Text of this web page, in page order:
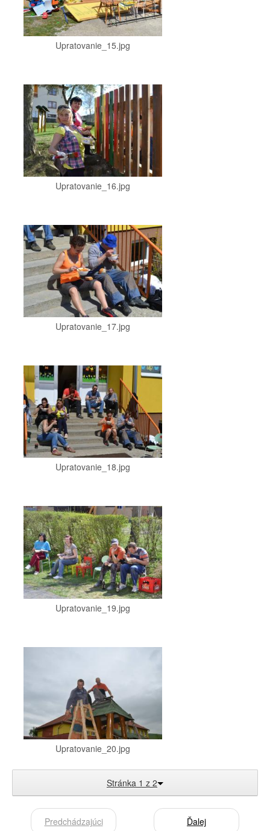
Upratovanie_15.jpg
Upratovanie_16.jpg
Upratovanie_17.jpg
Upratovanie_18.jpg
Upratovanie_19.jpg
Upratovanie_20.jpg
Stránka 1 z 2
Predchádzajúci Ďalej